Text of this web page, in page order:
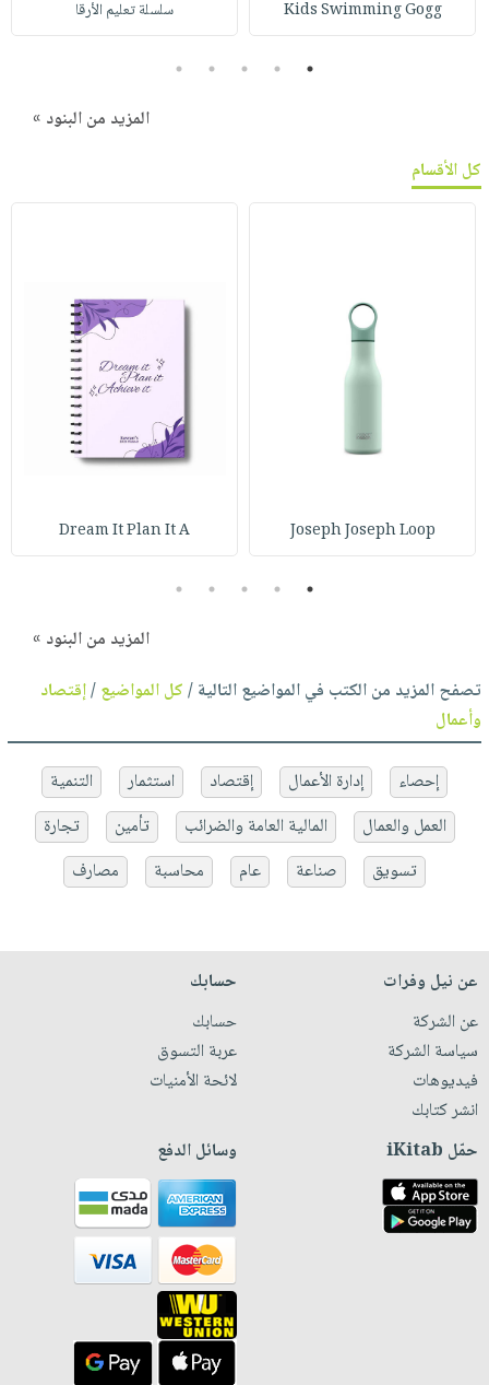
Kids Swimming Gogg سلسلة تعليم الأرقا
1
2
3
4
5
المزيد من البنود »
كل الأقسام
Joseph Joseph Loop
Dream It Plan It A
1
2
3
4
5
المزيد من البنود »
تصفح المزيد من الكتب في المواضيع التالية /كل المواضيع/إقتصاد
وأعمال
إحصاء إدارة الأعمال إقتصاد استثمار
التنمية
العمل والعمال
المالية العامة والضرائب تأمين
تجارة
تسويق
صناعة عام محاسبة مصارف
عن نيل وفرات
عن الشركة
سياسة الشركة
فيديوهات
انشر كتابك
حسابك
حسابك
عربة التسوق
لائحة الأمنيات
حمّل iKitab وسائل الدفع